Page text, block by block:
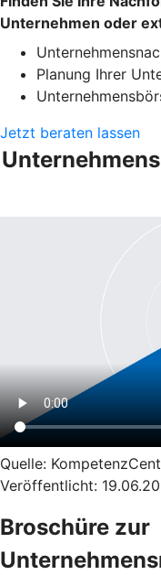
Unternehmen oder
Planung Ihrer
Jetzt beraten lassen
Quelle:
Veröffentlicht:
Broschüre zur